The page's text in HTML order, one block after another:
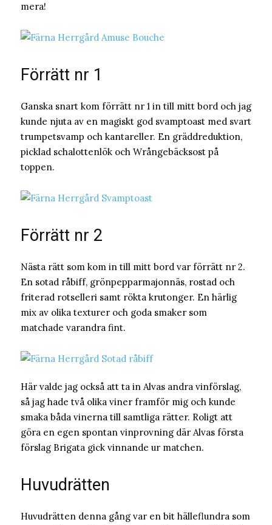
mera!
Förrätt nr 1
Ganska snart kom förrätt nr 1 in till mitt bord och jag
kunde njuta av en magiskt god svamptoast med svart
trumpetsvamp och kantareller. En gräddreduktion,
picklad schalottenlök och Wrångebäcksost på
toppen.
Förrätt nr 2
Nästa rätt som kom in till mitt bord var förrätt nr 2.
En sotad råbiff, grönpepparmajonnäs, rostad och
friterad rotselleri samt rökta krutonger. En härlig
mix av olika texturer och goda smaker som
matchade varandra fint.
Här valde jag också att ta in Alvas andra vinförslag,
så jag hade två olika viner framför mig och kunde
smaka båda vinerna till samtliga rätter. Roligt att
göra en egen spontan vinprovning där Alvas första
förslag Brigata gick vinnande ur matchen.
Huvudrätten
Huvudrätten denna gång var en bit hälleflundra som